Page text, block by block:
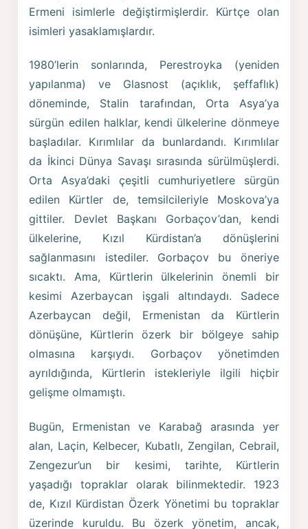
Ermeni isimlerle değiştirmişlerdir. Kürtçe olan
isimleri yasaklamışlardır.
1980’lerin sonlarında, Perestroyka (yeniden
yapılanma) ve Glasnost (açıklık, şeffaflık)
döneminde, Stalin tarafından, Orta Asya’ya
sürgün edilen halklar, kendi ülkelerine dönmeye
başladılar. Kırımlılar da bunlardandı. Kırımlılar
da İkinci Dünya Savaşı sırasında sürülmüşlerdi.
Orta Asya’daki çeşitli cumhuriyetlere sürgün
edilen Kürtler de, temsilcileriyle Moskova’ya
gittiler. Devlet Başkanı Gorbaçov’dan, kendi
ülkelerine, Kızıl Kürdistan’a dönüşlerini
sağlanmasını istediler. Gorbaçov bu öneriye
sıcaktı. Ama, Kürtlerin ülkelerinin önemli bir
kesimi Azerbaycan işgali altındaydı. Sadece
Azerbaycan değil, Ermenistan da Kürtlerin
dönüşüne, Kürtlerin özerk bir bölgeye sahip
olmasına karşıydı. Gorbaçov yönetimden
ayrıldığında, Kürtlerin istekleriyle ilgili hiçbir
gelişme olmamıştı.
Bugün, Ermenistan ve Karabağ arasında yer
alan, Laçin, Kelbecer, Kubatlı, Zengilan, Cebrail,
Zengezur’un bir kesimi, tarihte, Kürtlerin
yaşadığı topraklar olarak bilinmektedir. 1923
de, Kızıl Kürdistan Özerk Yönetimi bu topraklar
üzerinde kuruldu. Bu özerk yönetim, ancak,